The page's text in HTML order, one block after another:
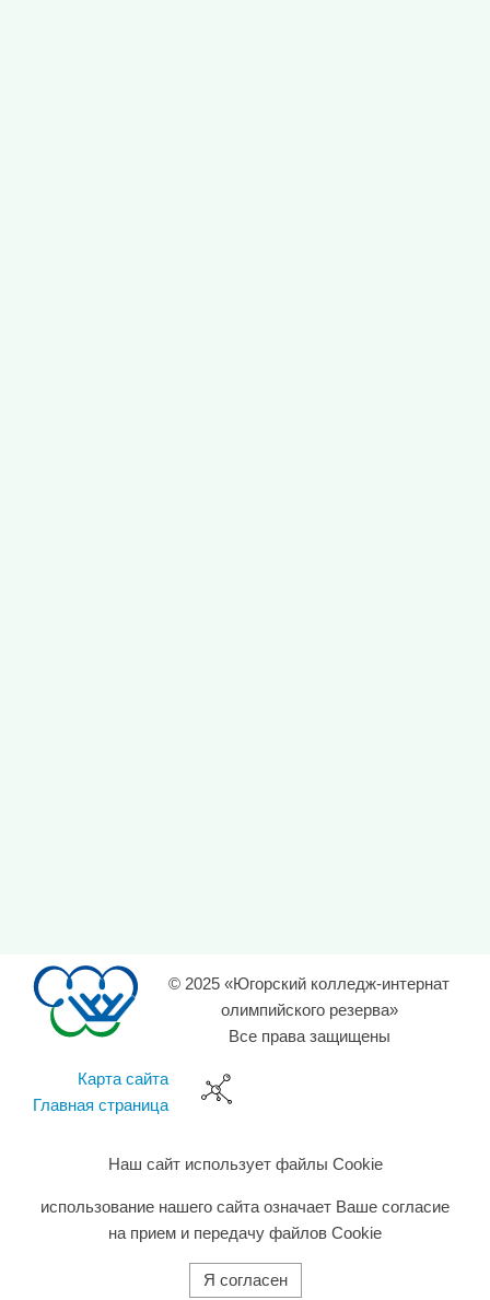
© 2025 «Югорский колледж-интернат
олимпийского резерва»
Все права защищены
Карта сайта
Главная страница
Наш сайт использует файлы Cookie
использование нашего сайта означает Ваше согласие
на прием и передачу файлов Cookie
Я согласен